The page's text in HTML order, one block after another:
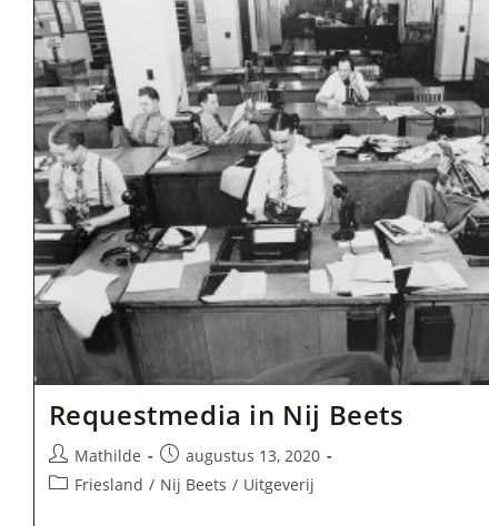
Requestmedia in Nij Beets
Bericht
auteur:
Mathilde
Bericht
gepubliceerd
op:
augustus 13, 2020
Berichtcategorie:
Friesland / Nij Beets / Uitgeverij